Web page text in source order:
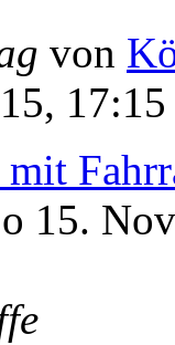
von
17:15
15.